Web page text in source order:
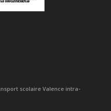
scolaire Valence intra-